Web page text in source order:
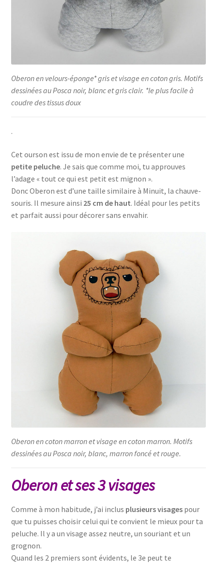
Oberon en velours-éponge* gris et visage en coton gris. Motifs
dessinées au Posca noir, blanc et gris clair. *le plus facile à
coudre des tissus doux
.
Cet ourson est issu de mon envie de te présenter une
petite peluche. Je sais que comme moi, tu approuves
l’adage « tout ce qui est petit est mignon ».
Donc Oberon est d’une taille similaire à Minuit, la chauve-
souris. Il mesure ainsi 25 cm de haut. Idéal pour les petits
et parfait aussi pour décorer sans envahir.
Oberon en coton marron et visage en coton marron. Motifs
dessinées au Posca noir, blanc, marron foncé et rouge.
Oberon et ses 3 visages
Comme à mon habitude, j’ai inclus plusieurs visagespour
que tu puisses choisir celui qui te convient le mieux pour ta
peluche. Il y a un visage assez neutre, un souriant et un
grognon.
Quand les 2 premiers sont évidents, le 3e peut te